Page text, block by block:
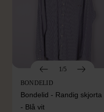
1/5
BONDELID
Bondelid - Randig skjorta
- Blå vit